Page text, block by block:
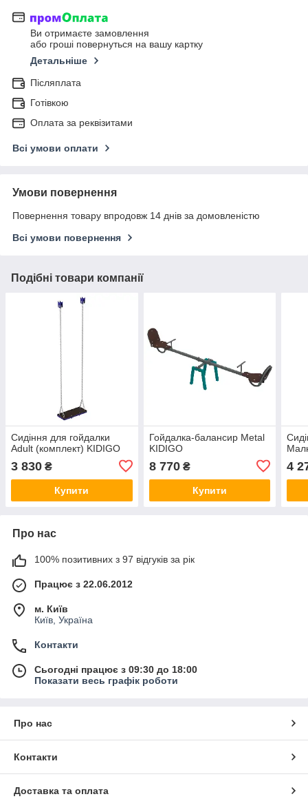
Ви отримаєте замовлення
або гроші повернуться на вашу картку
Детальніше
Післяплата
Готівкою
Оплата за реквізитами
Всі умови оплати
Умови повернення
Повернення товару впродовж 14 днів за домовленістю
Всі умови повернення
Подібні товари компанії
Сидіння для гойдалки
Adult (комплект) KIDIGO
3 830 ₴
Купити
Гойдалка-балансир Metal
KIDIGO
8 770₴
Купити
4
Про нас
100% позитивних з 97 відгуків за рік
Працює з 22.06.2012
м. Київ
Київ, Україна
Контакти
Сьогодні працює з 09:30 до 18:00
Показати весь графік роботи
Про нас
Контакти
Доставка та оплата